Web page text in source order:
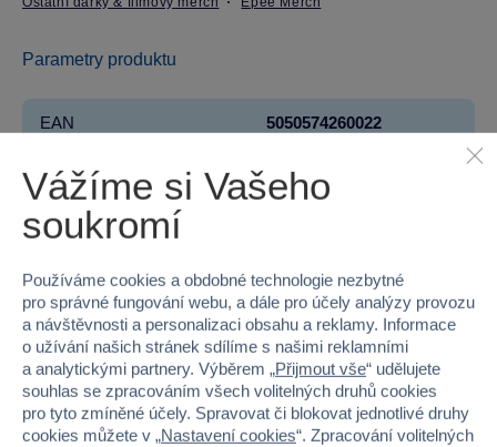
Parametry produktu
EAN 5050574260022
Kód produktu 97-MGB26002
Značka
Věk od 3
Pohlaví HOLKA, KLUK
Šířka 12
Výška 10
Vážíme si Vašeho
soukromí
Používáme cookies a obdobné technologie nezbytné
pro správné fungování webu, a dále pro účely analýzy provozu
a návštěvnosti a personalizaci obsahu a reklamy. Informace
o užívání našich stránek sdílíme s našimi reklamními
a analytickými partnery. Výběrem „Přijmout vše“ udělujete
souhlas se zpracováním všech volitelných druhů cookies
pro tyto zmíněné účely. Spravovat či blokovat jednotlivé druhy
cookies můžete v „Nastavení cookies“. Zpracování volitelných